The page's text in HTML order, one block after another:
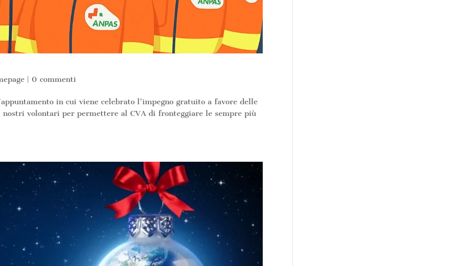
| 0 commenti
in cui viene celebrato l’impegno gratuito a favore delle
volontari per permettere al CVA di fronteggiare le sempre più